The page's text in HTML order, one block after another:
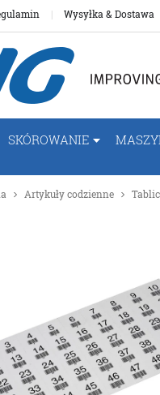
Wysyłka & Dostawa
SKÓROWANIE
Artykuły codzienne